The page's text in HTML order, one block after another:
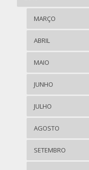
MARÇO
ABRIL
MAIO
JUNHO
JULHO
AGOSTO
SETEMBRO